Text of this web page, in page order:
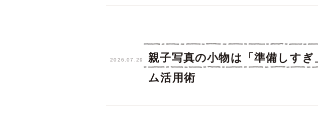
2026.07.29
親子写真の小物は「準備しす
ム活用術